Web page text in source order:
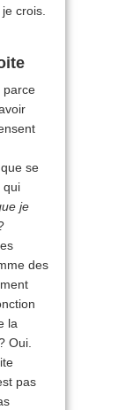
crois.
parce
se
qui
je
des
la
Oui.
pas